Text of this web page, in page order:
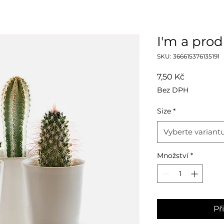
I'm a
SKU: 366615376135191
7,50 KčCena
Bez DPH
Size *
Vyberte
Množství *